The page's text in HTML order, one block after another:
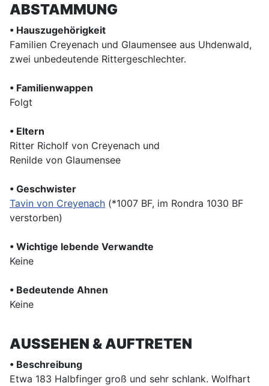
ABSTAMMUNG
• Hauszugehörigkeit
Familien Creyenach und Glaumensee aus Uhdenwald,
zwei unbedeutende Rittergeschlechter.
• Familienwappen
Folgt
• Eltern
Ritter Richolf von Creyenach und
Renilde von Glaumensee
• Geschwister
Tavin von Creyenach (*1007 BF, im Rondra 1030 BF
verstorben)
• Wichtige lebende Verwandte
Keine
• Bedeutende Ahnen
Keine
AUSSEHEN & AUFTRETEN
• Beschreibung
Etwa 183 Halbfinger groß und sehr schlank. Wolfhart